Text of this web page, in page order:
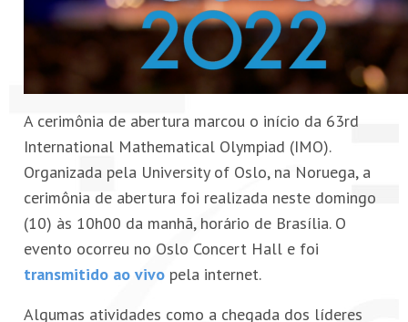
A cerimônia de abertura marcou o início da 63rd
International Mathematical Olympiad (IMO).
Organizada pela University of Oslo, na Noruega, a
cerimônia de abertura foi realizada neste domingo
(10) às 10h00 da manhã, horário de Brasília. O
evento ocorreu no Oslo Concert Hall e foi
transmitido ao vivo pela internet.
Algumas atividades como a chegada dos líderes